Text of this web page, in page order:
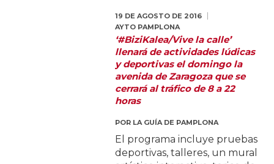
19 DE AGOSTO DE 2016
AYTO PAMPLONA
‘#BiziKalea/Vive la calle’
llenará de actividades lúdicas
y deportivas el domingo la
avenida de Zaragoza que se
cerrará al tráfico de 8 a 22
horas
POR LA GUÍA DE PAMPLONA
El programa incluye pruebas
deportivas, talleres, un mural